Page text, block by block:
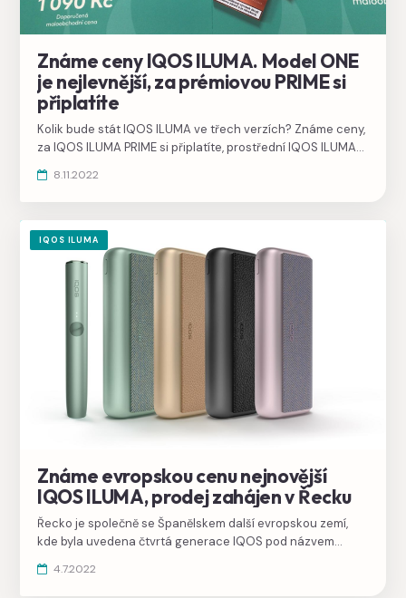
Známe ceny IQOS ILUMA. Model ONE
je nejlevnější, za prémiovou PRIME si
připlatíte
Kolik bude stát IQOS ILUMA ve třech verzích? Známe ceny,
za IQOS ILUMA PRIME si připlatíte, prostřední IQOS ILUMA
8.11.2022
IQOS ILUMA
Známe evropskou cenu nejnovější
IQOS ILUMA, prodej zahájen v Řecku
Řecko je společně se Španělskem další evropskou zemí,
kde byla uvedena čtvrtá generace IQOS pod názvem
podobné českým cenám.
4.7.2022